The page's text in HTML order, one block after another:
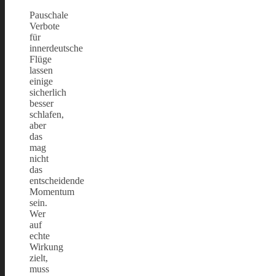
Pauschale
Verbote
für
innerdeutsche
Flüge
lassen
einige
sicherlich
besser
schlafen,
aber
das
mag
nicht
das
entscheidende
Momentum
sein.
Wer
auf
echte
Wirkung
zielt,
muss